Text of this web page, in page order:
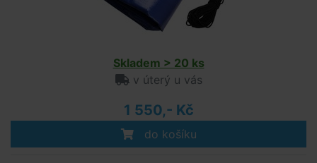
Skladem > 20 ks
v úterý u vás
1 550,- Kč
do košíku